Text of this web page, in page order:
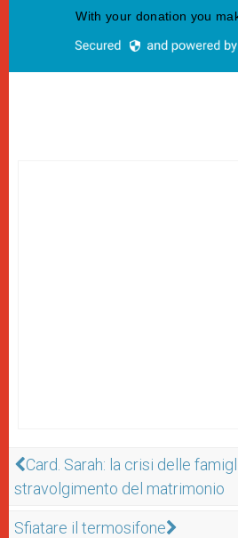
Card. Sarah: la crisi delle
stravolgimento del matrimonio
Sfiatare il termosifone